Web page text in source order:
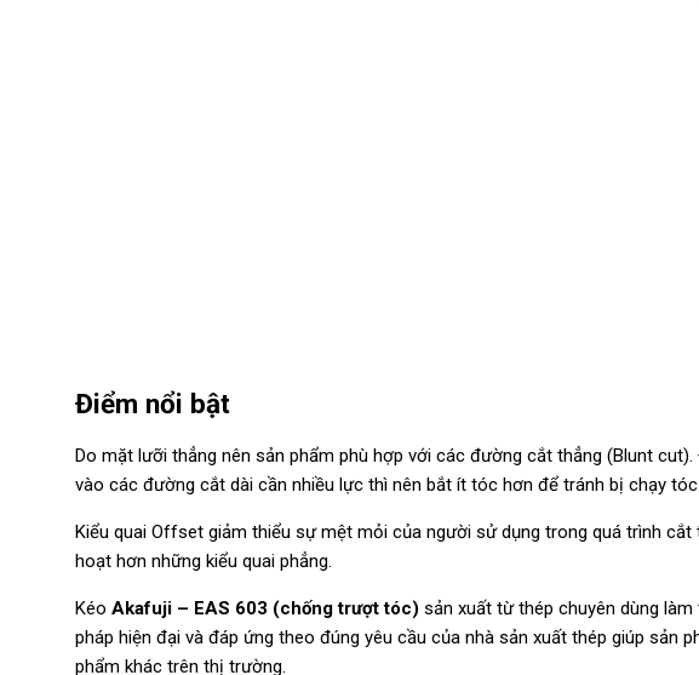
Điểm nổi bật
Do mặt lưỡi thẳng nên sản phẩm phù hợp với các đường cắt thẳng (Blunt
vào các đường cắt dài cần nhiều lực thì nên bắt ít tóc hơn để tránh bị chạy tóc.
Kiểu quai Offset giảm thiểu sự mệt mỏi của người sử dụng trong quá trình
hoạt hơn những kiểu quai phẳng.
Kéo Akafuji – EAS 603 (chống trượt tóc) sản xuất từ thép chuyên dùng
pháp hiện đại và đáp ứng theo đúng yêu cầu của nhà sản xuất thép giúp
phẩm khác trên thị trường.